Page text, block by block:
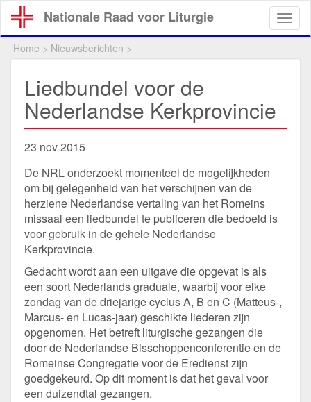
Overslaan
en
naar
Nationale Raad voor Liturgie
Home > Nieuwsberichten >
Liedbundel voor de
Nederlandse Kerkprovincie
23 nov 2015
De NRL onderzoekt momenteel de mogelijkheden
om bij gelegenheid van het verschijnen van de
herziene Nederlandse vertaling van het Romeins
missaal een liedbundel te publiceren die bedoeld is
voor gebruik in de gehele Nederlandse
Kerkprovincie.
Gedacht wordt aan een uitgave die opgevat is als
een soort Nederlands graduale, waarbij voor elke
zondag van de driejarige cyclus A, B en C (Matteus-,
Marcus- en Lucas-jaar) geschikte liederen zijn
opgenomen. Het betreft liturgische gezangen die
door de Nederlandse Bisschoppenconferentie en de
Romeinse Congregatie voor de Eredienst zijn
goedgekeurd. Op dit moment is dat het geval voor
een duizendtal gezangen.